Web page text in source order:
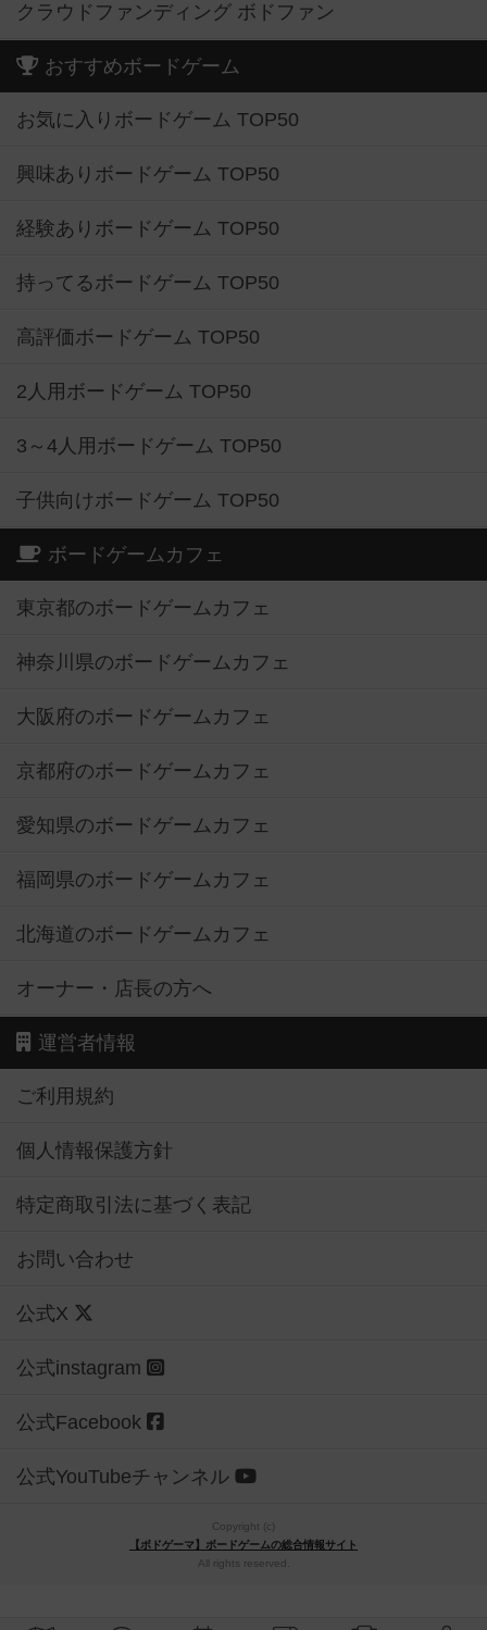
クラウドファンディング ボドファン
おすすめボードゲーム
お気に入りボードゲーム TOP50
興味ありボードゲーム TOP50
経験ありボードゲーム TOP50
持ってるボードゲーム TOP50
高評価ボードゲーム TOP50
2人用ボードゲーム TOP50
3～4人用ボードゲーム TOP50
子供向けボードゲーム TOP50
ボードゲームカフェ
東京都のボードゲームカフェ
神奈川県のボードゲームカフェ
大阪府のボードゲームカフェ
京都府のボードゲームカフェ
愛知県のボードゲームカフェ
福岡県のボードゲームカフェ
北海道のボードゲームカフェ
オーナー・店長の方へ
運営者情報
ご利用規約
個人情報保護方針
特定商取引法に基づく表記
お問い合わせ
公式X
公式instagram
公式Facebook
公式YouTubeチャンネル
Copyright (c)
【ボドゲーマ】ボードゲームの総合情報サイト
All rights reserved.